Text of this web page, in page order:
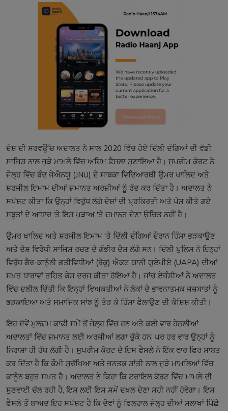
ਦੇਸ਼ ਦੀ ਸਰਵਉੱਚ ਅਦਾਲਤ ਨੇ ਸਾਲ 2020 ਵਿੱਚ ਹੋਏ ਦਿੱਲੀ ਦੰਗਿਆਂ ਦੀ ਵੱਡੀ
ਸਾਜ਼ਿਸ਼ ਨਾਲ ਜੁੜੇ ਮਾਮਲੇ ਵਿੱਚ ਅਹਿਮ ਫੈਸਲਾ ਸੁਣਾਇਆ ਹੈ। ਸੁਪਰੀਮ ਕੋਰਟ ਨੇ
ਜੇਲ੍ਹ ਵਿੱਚ ਬੰਦ ਜੇਐਨਯੂ (JNU) ਦੇ ਸਾਬਕਾ ਵਿਦਿਆਰਥੀ ਉਮਰ ਖਾਲਿਦ ਅਤੇ
ਸ਼ਰਜੀਲ ਇਮਾਮ ਦੀਆਂ ਜ਼ਮਾਨਤ ਅਰਜ਼ੀਆਂ ਨੂੰ ਰੱਦ ਕਰ ਦਿੱਤਾ ਹੈ। ਅਦਾਲਤ ਨੇ
ਸਪੱਸ਼ਟ ਕੀਤਾ ਕਿ ਉਨ੍ਹਾਂ ਵਿਰੁੱਧ ਲੱਗੇ ਦੋਸ਼ਾਂ ਦੀ ਪ੍ਰਕਿਰਤੀ ਅਤੇ ਪੇਸ਼ ਕੀਤੇ ਗਏ
ਸਬੂਤਾਂ ਦੇ ਆਧਾਰ 'ਤੇ ਇਸ ਪੜਾਅ 'ਤੇ ਜ਼ਮਾਨਤ ਦੇਣਾ ਉਚਿਤ ਨਹੀਂ ਹੈ।
ਉਮਰ ਖਾਲਿਦ ਅਤੇ ਸ਼ਰਜੀਲ ਇਮਾਮ 'ਤੇ ਦਿੱਲੀ ਦੰਗਿਆਂ ਦੌਰਾਨ ਹਿੰਸਾ ਭੜਕਾਉਣ
ਅਤੇ ਦੇਸ਼ ਵਿਰੋਧੀ ਸਾਜ਼ਿਸ਼ ਰਚਣ ਦੇ ਗੰਭੀਰ ਦੋਸ਼ ਲੱਗੇ ਸਨ। ਦਿੱਲੀ ਪੁਲਿਸ ਨੇ ਇਨ੍ਹਾਂ
ਵਿਰੁੱਧ ਗੈਰ-ਕਾਨੂੰਨੀ ਗਤੀਵਿਧੀਆਂ (ਰੋਕੂ) ਐਕਟ ਯਾਨੀ ਯੂਏਪੀਏ (UAPA) ਦੀਆਂ
ਸਖ਼ਤ ਧਾਰਾਵਾਂ ਤਹਿਤ ਕੇਸ ਦਰਜ ਕੀਤਾ ਹੋਇਆ ਹੈ। ਜਾਂਚ ਏਜੰਸੀਆਂ ਨੇ ਅਦਾਲਤ
ਵਿੱਚ ਦਲੀਲ ਦਿੱਤੀ ਕਿ ਇਨ੍ਹਾਂ ਵਿਅਕਤੀਆਂ ਨੇ ਲੋਕਾਂ ਦੇ ਭਾਵਨਾਤਮਕ ਜਜ਼ਬਾਤਾਂ ਨੂੰ
ਭੜਕਾਇਆ ਅਤੇ ਸਮਾਜਿਕ ਸਾਂਝ ਨੂੰ ਤੋੜ ਕੇ ਹਿੰਸਾ ਫੈਲਾਉਣ ਦੀ ਕੋਸ਼ਿਸ਼ ਕੀਤੀ।
ਇਹ ਦੋਵੇਂ ਮੁਲਜ਼ਮ ਕਾਫੀ ਸਮੇਂ ਤੋਂ ਜੇਲ੍ਹ ਵਿੱਚ ਹਨ ਅਤੇ ਕਈ ਵਾਰ ਹੇਠਲੀਆਂ
ਅਦਾਲਤਾਂ ਵਿੱਚ ਜ਼ਮਾਨਤ ਲਈ ਅਰਜ਼ੀਆਂ ਲਗਾ ਚੁੱਕੇ ਹਨ, ਪਰ ਹਰ ਵਾਰ ਉਨ੍ਹਾਂ ਨੂੰ
ਨਿਰਾਸ਼ਾ ਹੀ ਹੱਥ ਲੱਗੀ ਹੈ। ਸੁਪਰੀਮ ਕੋਰਟ ਦੇ ਇਸ ਫੈਸਲੇ ਨੇ ਇੱਕ ਵਾਰ ਫਿਰ ਸਾਬਤ
ਕਰ ਦਿੱਤਾ ਹੈ ਕਿ ਕੌਮੀ ਸੁਰੱਖਿਆ ਅਤੇ ਜਨਤਕ ਸ਼ਾਂਤੀ ਨਾਲ ਜੁੜੇ ਮਾਮਲਿਆਂ ਵਿੱਚ
ਕਾਨੂੰਨ ਬਹੁਤ ਸਖ਼ਤ ਹੈ। ਅਦਾਲਤ ਨੇ ਕਿਹਾ ਕਿ ਟਰਾਇਲ ਕੋਰਟ ਵਿੱਚ ਮਾਮਲੇ ਦੀ
ਸੁਣਵਾਈ ਚੱਲ ਰਹੀ ਹੈ, ਇਸ ਲਈ ਇਸ ਸਮੇਂ ਦਖ਼ਲ ਦੇਣਾ ਸਹੀ ਨਹੀਂ ਹੋਵੇਗਾ। ਇਸ
ਫੈਸਲੇ ਤੋਂ ਬਾਅਦ ਇਹ ਸਪੱਸ਼ਟ ਹੈ ਕਿ ਦੋਵਾਂ ਨੂੰ ਫਿਲਹਾਲ ਜੇਲ੍ਹ ਦੀਆਂ ਸਲਾਖਾਂ ਪਿੱਛੇ